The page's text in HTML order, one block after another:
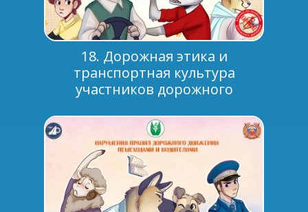
18. Дорожная этика и
транспортная культура
участников дорожного